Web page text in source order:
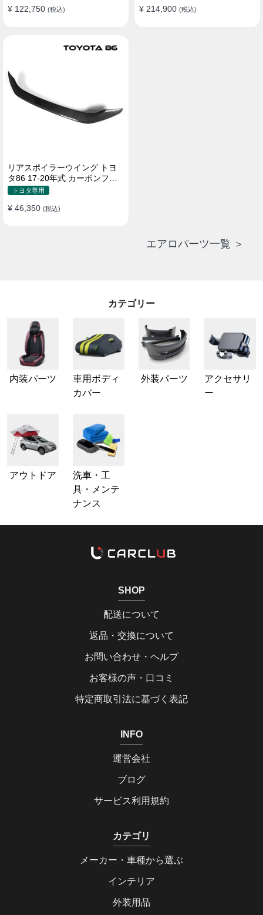
¥ 122,750 (税込) ¥ 214,900 (税込)
リアスポイラーウイング トヨ
タ86 17-20年式 カーボンファ
イバー 貼り付け装着
トヨタ専用
¥ 46,350 (税込)
エアロパーツ一覧 ＞
カテゴリー
内装パーツ
車用ボディ
カバー
外装パーツ
アクセサリ
ー
アウトドア
洗車・工
具・メンテ
ナンス
SHOP
配送について
返品・交換について
お問い合わせ・ヘルプ
お客様の声・口コミ
特定商取引法に基づく表記
INFO
運営会社
ブログ
サービス利用規約
カテゴリ
メーカー・車種から選ぶ
インテリア
外装用品